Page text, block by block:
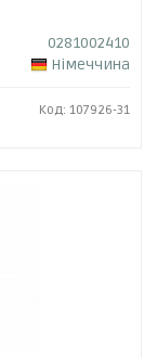
0281002410
Німеччина
Код: 107926-31